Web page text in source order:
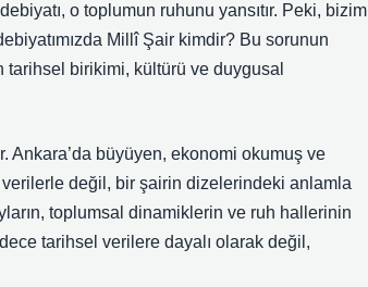
o toplumun ruhunu yansıtır. Peki, bizim
Millî Şair kimdir? Bu sorunun
tarihsel birikimi, kültürü ve duygusal
Ankara’da büyüyen, ekonomi okumuş ve
verilerle değil, bir şairin dizelerindeki anlamla
toplumsal dinamiklerin ve ruh hallerinin
tarihsel verilere dayalı olarak değil,